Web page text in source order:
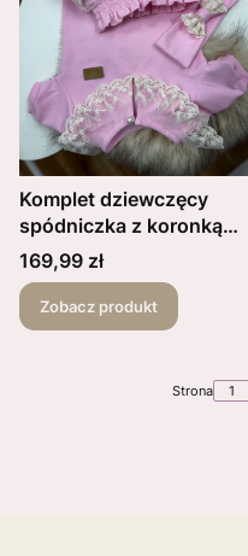
Komplet dziewczęcy
spódniczka z koronką
plus body/bluzka z
koronką i guziczkiem
oraz opaska róż jasny
Cena
169,99 zł
Zobacz produkt
Strona